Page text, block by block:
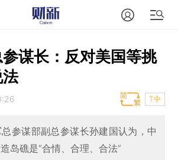
谋长：反对美国等挑
T中
参谋部副总参谋长孙建国认为，中
岛礁是“合情、合理、合法”